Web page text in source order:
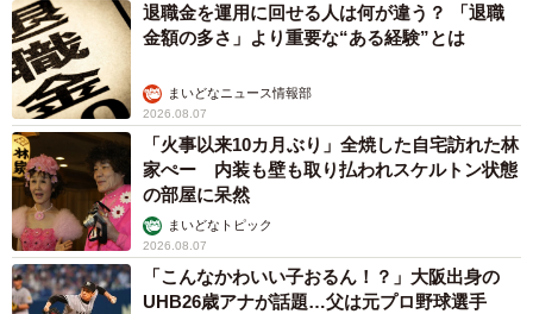
退職金を運用に回せる人は何が違う？ 「退職
金額の多さ」より重要な“ある経験”とは
まいどなニュース情報部
2026.08.07
「火事以来10カ月ぶり」全焼した自宅訪れた林
家ぺー 内装も壁も取り払われスケルトン状態
の部屋に呆然
まいどなトピック
2026.08.07
「こんなかわいい子おるん！？」大阪出身の
UHB26歳アナが話題…父は元プロ野球選手